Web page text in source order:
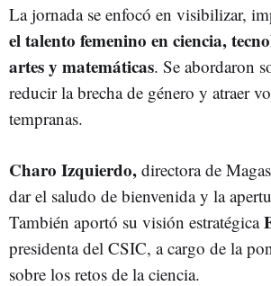
La jornada se enfocó en visibilizar,
el talento femenino en ciencia,
artes y matemáticas. Se abordaron
reducir la brecha de género y atraer
tempranas.
Charo Izquierdo, directora de
dar el saludo de bienvenida y la
También aportó su visión estratégica
presidenta del CSIC, a cargo de la
sobre los retos de la ciencia.